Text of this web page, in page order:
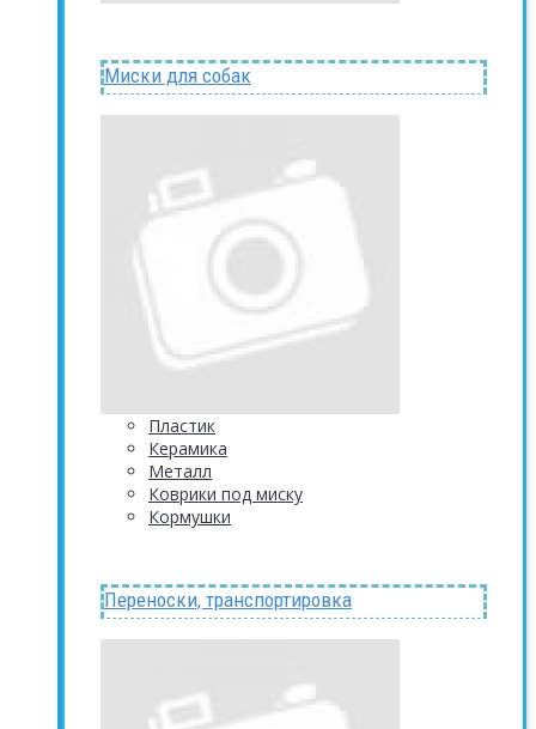
Миски для собак
Пластик
Керамика
Металл
Коврики под миску
Кормушки
Переноски, транспортировка